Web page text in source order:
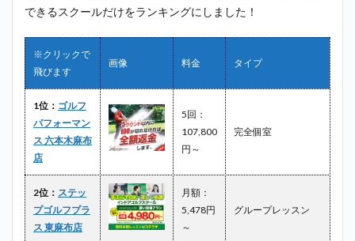
2.5
5
BULLET
GOLF
芝公園
店
2.6
6位：
鶴見
功樹
ゴル
フア
カデ
ミー
＿芝
できるスクールだけをランキングにしました！
※クリックで
飛びます
画像 料金 タイプ
1位： ゴルフ
パフォーマン
ス 六本木麻布
店
5回：
107,800
円～
完全個室
2位： ステッ
プゴルフプラ
ス 東麻布店
月額：
5,478円
～
グループレッスン